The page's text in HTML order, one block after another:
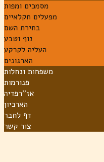
מסמכים ומפות
מפעלים חקלאיים
בחירת השם
נוף וטבע
העליה לקרקע
הארגונים
משפחות ונחלות
פנורמות
אז''רפדיה
הארכיון
דף לחבר
צור קשר